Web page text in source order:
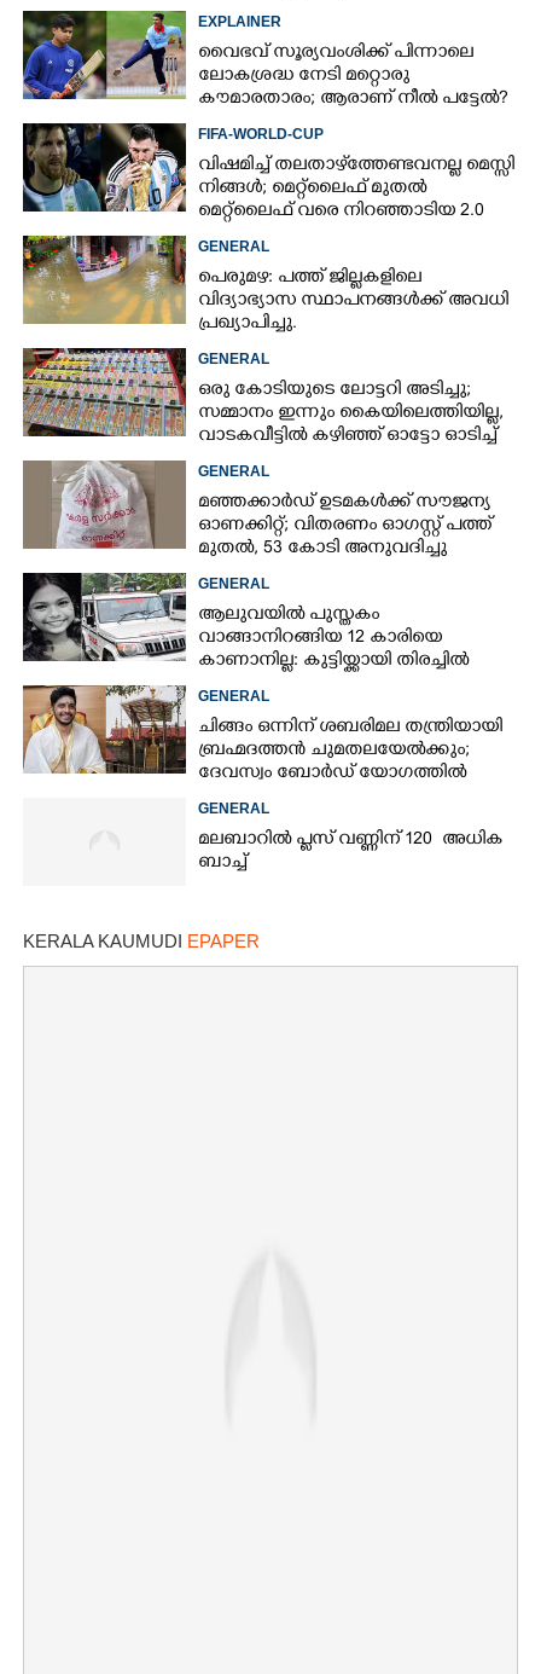
EXPLAINER
വൈഭവ് സൂര്യവംശിക്ക് പിന്നാലെ
ലോകശ്രദ്ധ നേടി മറ്റൊരു
കൗമാരതാരം; ആരാണ് നീൽ പട്ടേൽ?
FIFA-WORLD-CUP
വിഷമിച്ച് തലതാഴ്‌ത്തേണ്ടവനല്ല മെസ്സി
നിങ്ങള്‍; മെറ്റ്‌ലൈഫ് മുതല്‍
മെറ്റ്‌ലൈഫ് വരെ നിറഞ്ഞാടിയ 2.0
GENERAL
പെരുമഴ: പത്ത് ജില്ലകളിലെ
വിദ്യാഭ്യാസ സ്ഥാപനങ്ങൾക്ക് അവധി
പ്രഖ്യാപിച്ചു.
GENERAL
ഒരു കോടിയുടെ ലോട്ടറി അടിച്ചു;
സമ്മാനം ഇന്നും കൈയിലെത്തിയില്ല,
വാടകവീട്ടിൽ കഴിഞ്ഞ് ഓട്ടോ ഓടിച്ച്
GENERAL
മഞ്ഞക്കാർഡ് ഉടമകൾക്ക് സൗജന്യ
ഓണക്കിറ്റ്; വിതരണം ഓഗസ്റ്റ് പത്ത്
മുതൽ, 53 കോടി അനുവദിച്ചു
GENERAL
ആലുവയിൽ പുസ്തകം
വാങ്ങാനിറങ്ങിയ 12 കാരിയെ
കാണാനില്ല: കുട്ടിയ്ക്കായി തിരച്ചിൽ
GENERAL
ചിങ്ങം ഒന്നിന് ശബരിമല തന്ത്രിയായി
ബ്രഹ്മദത്തൻ ചുമതലയേൽക്കും;
ദേവസ്വം ബോർഡ് യോഗത്തിൽ
GENERAL
മലബാറിൽ പ്ലസ് വണ്ണിന് 120 അധിക
ബാച്ച്
KERALA KAUMUDI EPAPER